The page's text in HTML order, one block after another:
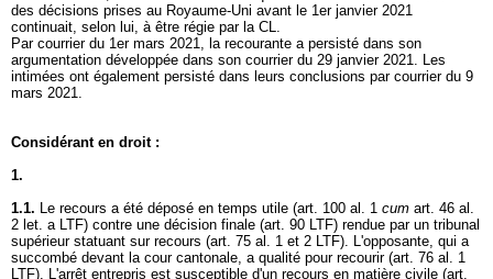
des décisions prises au Royaume-Uni avant le 1er janvier 2021
continuait, selon lui, à être régie par la CL.
Par courrier du 1er mars 2021, la recourante a persisté dans son
argumentation développée dans son courrier du 29 janvier 2021. Les
intimées ont également persisté dans leurs conclusions par courrier du 9
mars 2021.
Considérant en droit :
1.
1.1. Le recours a été déposé en temps utile (art. 100 al. 1 cum art. 46 al.
2 let. a LTF) contre une décision finale (art. 90 LTF) rendue par un tribunal
supérieur statuant sur recours (art. 75 al. 1 et 2 LTF). L'opposante, qui a
succombé devant la cour cantonale, a qualité pour recourir (art. 76 al. 1
LTF). L'arrêt entrepris est susceptible d'un recours en matière civile (art.